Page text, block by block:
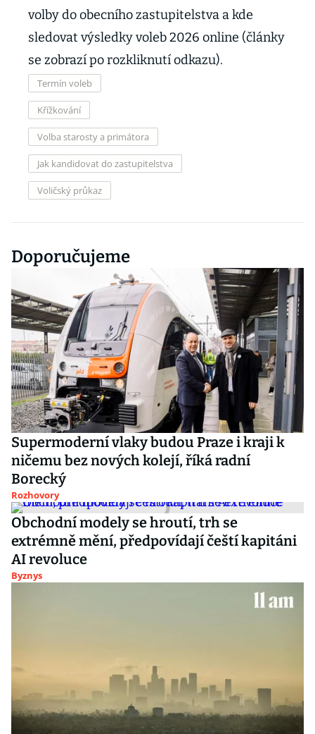
volby do obecního zastupitelstva a kde
sledovat výsledky voleb 2026 online (články
se zobrazí po rozkliknutí odkazu).
Termín voleb
Křížkování
Volba starosty a primátora
Jak kandidovat do zastupitelstva
Voličský průkaz
Doporučujeme
Supermoderní vlaky budou Praze i kraji k
ničemu bez nových kolejí, říká radní
Borecký
Rozhovory
Obchodní modely se hroutí, trh se
extrémně mění, předpovídají čeští kapitáni
AI revoluce
Byznys